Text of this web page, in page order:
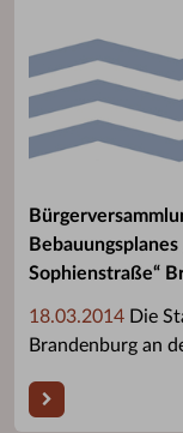
Sophienstraße“
18.03.2014 Die
Brandenburg an